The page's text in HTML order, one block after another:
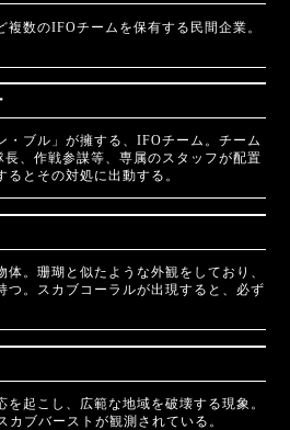
複数のIFOチームを保有する民間企業。
・ブル」が擁する、IFOチーム。チーム
、作戦参謀等、専属のスタッフが配置
とその対処に出動する。
。珊瑚と似たような外観をしており、
つ。スカブコーラルが出現すると、必ず
を起こし、広範な地域を破壊する現象。
カブバーストが観測されている。